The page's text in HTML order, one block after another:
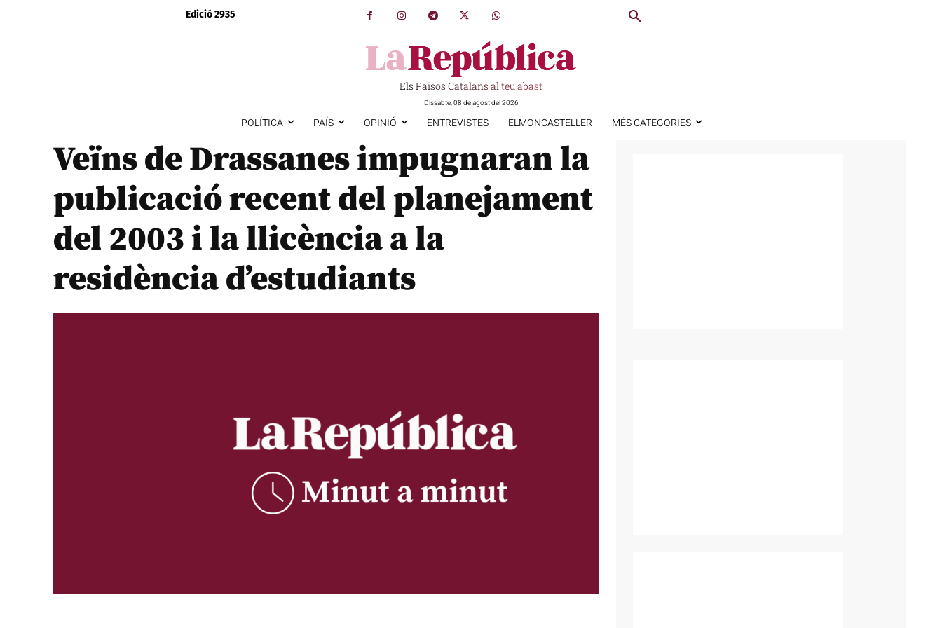
Edició 2935
Els Països Catalans al teu abast
Dissabte, 08 de agost del 2026
POLÍTICA PAÍS OPINIÓ ENTREVISTES ELMONCASTELLER MÉS CATEGORIES
Veïns de Drassanes impugnaran la
publicació recent del planejament
del 2003 i la llicència a la
residència d’estudiants